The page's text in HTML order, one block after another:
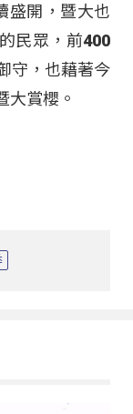
盛開，暨大也
民眾，前400
守，也藉著今
大賞櫻。